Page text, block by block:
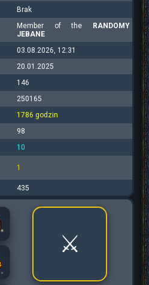
Brak
Member of the
RANDOMY
JEBANE
03.08.2026, 12:31
20.01.2025
146
250165
1786 godzin
98
10
1
435
⚔️